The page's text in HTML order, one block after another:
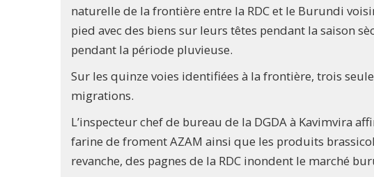
naturelle de la frontière entre la RDC et le Burundi
pied avec des biens sur leurs têtes pendant la saison
pendant la période pluvieuse.
Sur les quinze voies identifiées à la frontière, trois
migrations.
L’inspecteur chef de bureau de la DGDA à Kavimvira
farine de froment AZAM ainsi que les produits
revanche, des pagnes de la RDC inondent le marché